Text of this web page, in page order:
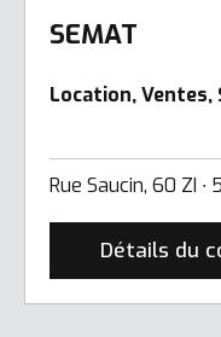
SEMAT
Location, Ventes,
Rue Saucin, 60 ZI
Détails du